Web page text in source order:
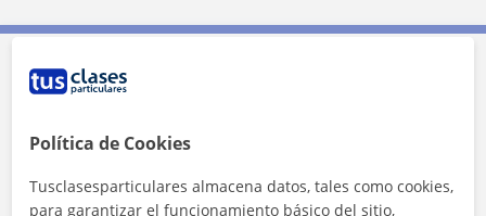
Contacta con Saúl
Tarifa
1ª clase gratis
Política de Cookies
Tusclasesparticulares almacena datos, tales como cookies,
para garantizar el funcionamiento básico del sitio,